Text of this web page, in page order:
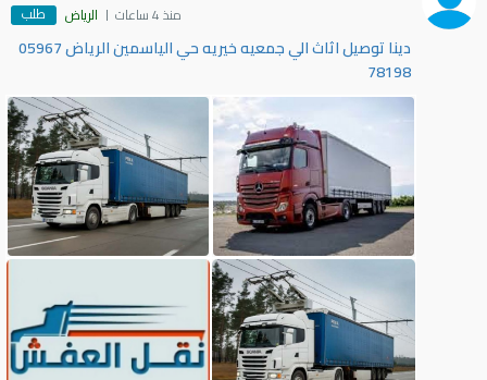
منذ 4 ساعات
الرياض طلب
دينا توصيل اثاث الي جمعيه خيريه حي الياسمين الرياض 05967
78198